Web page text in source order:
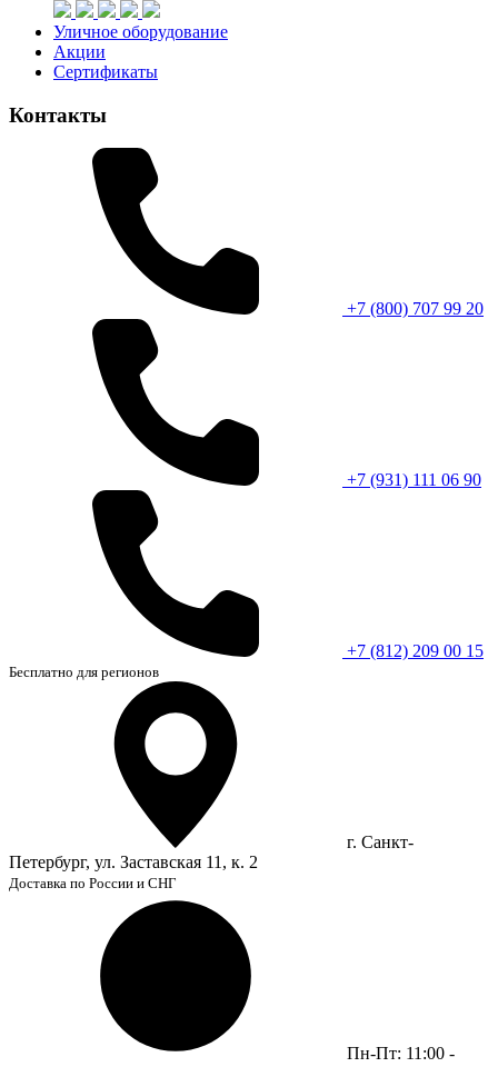
Уличное оборудование
Акции
Сертификаты
Контакты
+7 (800) 707 99 20
+7 (931) 111 06 90
+7 (812) 209 00 15
Бесплатно для регионов
г. Санкт-
Петербург, ул. Заставская 11, к. 2
Доставка по России и СНГ
Пн-Пт: 11:00 -